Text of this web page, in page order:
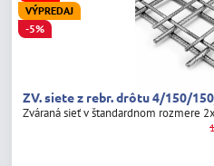
ZV. siete z rebr. drôtu 4/150/
VÝPREDAJ
-5%
Zváraná sieť v štandardnom rozmere